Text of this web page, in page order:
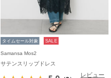
タイムセール対象 SALE
Samansa Mos2
サテンスリップドレス
レビュー